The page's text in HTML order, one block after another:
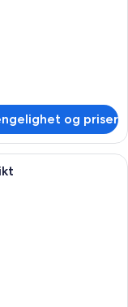
og priser
– superior, balkong,